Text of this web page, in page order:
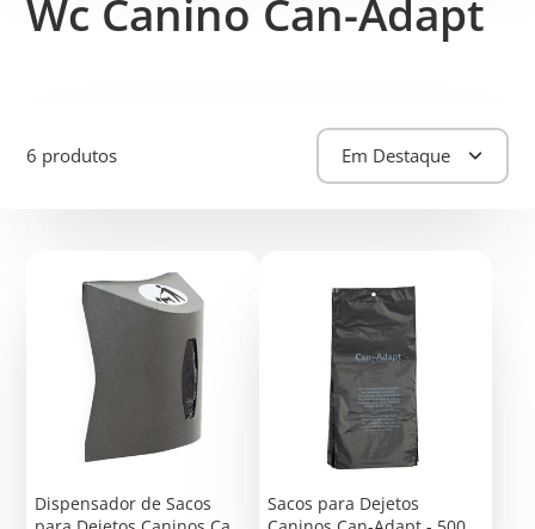
Wc Canino Can-Adapt
6 produtos Em Destaque
Dispensador de Sacos
Sacos para Dejetos